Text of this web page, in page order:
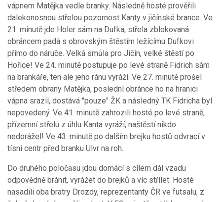
vápnem Matějka vedle branky. Následně hosté prověřili
dalekonosnou střelou pozornost Kanty v jičínské brance. Ve
21. minutě jde Holer sám na Dufka, střela zblokovaná
obráncem padá s obrovským štěstím ležícímu Dufkovi
přímo do náruče. Velká smůla pro Jičín, velké štěstí po
Hořice! Ve 24. minutě postupuje po levé straně Fidrich sám
na brankáře, ten ale jeho ránu vyráží. Ve 27. minutě prošel
středem obrany Matějka, poslední obránce ho na hranici
vápna srazil, dostává "pouze" ŽK a následný TK Fidricha byl
nepovedený. Ve 41. minutě zahrozili hosté po levé straně,
přízemní střelu z úhlu Kanta vyráží, naštěstí nikdo
nedorážel! Ve 43. minutě po dalším brejku hostů odvrací v
tísni centr před branku Ulvr na roh.
Do druhého poločasu jdou domácí s cílem dál vzadu
odpovědně bránit, vyrážet do brejků a víc střílet. Hosté
nasadili oba bratry Drozdy, reprezentanty ČR ve futsalu, z